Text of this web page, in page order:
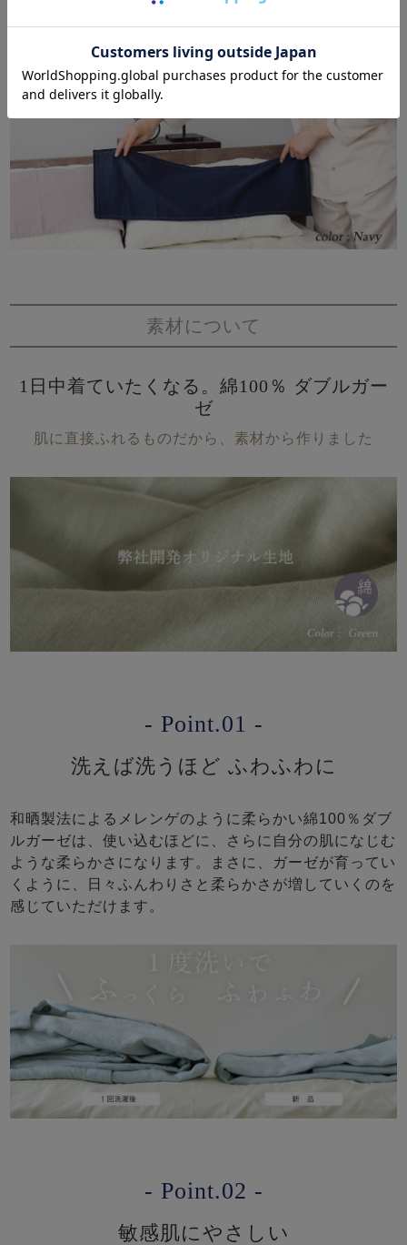
素材について
1日中着ていたくなる。綿100％ ダブルガー
ゼ
肌に直接ふれるものだから、素材から作りました
- Point.01 -
洗えば洗うほど ふわふわに
和晒製法によるメレンゲのように柔らかい綿100％ダブ
ルガーゼは、使い込むほどに、さらに自分の肌になじむ
ような柔らかさになります。まさに、ガーゼが育ってい
くように、日々ふんわりさと柔らかさが増していくのを
感じていただけます。
- Point.02 -
敏感肌にやさしい